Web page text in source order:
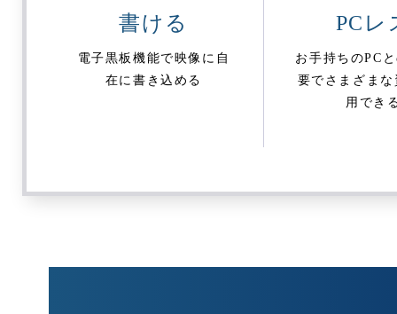
書ける
電子黒板機能で映像に自
在に書き込める
PCレ
お手持ちのPC
要でさまざま
用でき